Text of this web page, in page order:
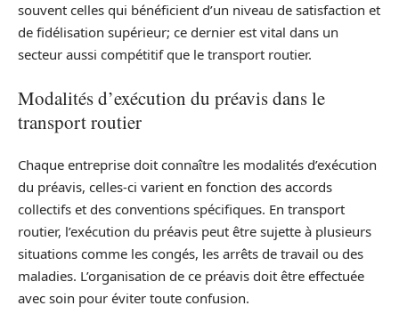
souvent celles qui bénéficient d’un niveau de satisfaction et
de fidélisation supérieur; ce dernier est vital dans un
secteur aussi compétitif que le transport routier.
Modalités d’exécution du préavis dans le
transport routier
Chaque entreprise doit connaître les modalités d’exécution
du préavis, celles-ci varient en fonction des accords
collectifs et des conventions spécifiques. En transport
routier, l’exécution du préavis peut être sujette à plusieurs
situations comme les congés, les arrêts de travail ou des
maladies. L’organisation de ce préavis doit être effectuée
avec soin pour éviter toute confusion.